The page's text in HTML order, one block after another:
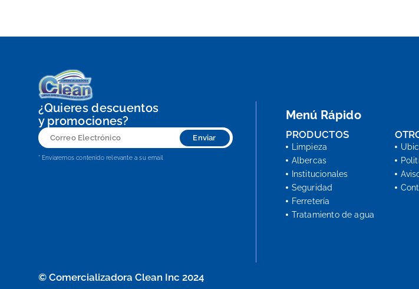
¿Quieres descuentos
y promociones?
Correo
Electrónico
Enviar
* Enviaremos contenido relevante a su email
Menú Rápido
PRODUCTOS
Limpieza
Albercas
Institucionales
Seguridad
Ferretería
Tratamiento de agua
© Comercializadora Clean Inc 2024